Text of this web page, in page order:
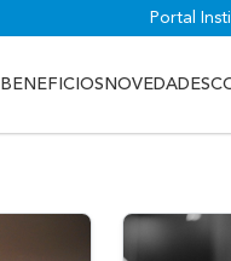
Portal
BENEFICIOS NOVEDADES